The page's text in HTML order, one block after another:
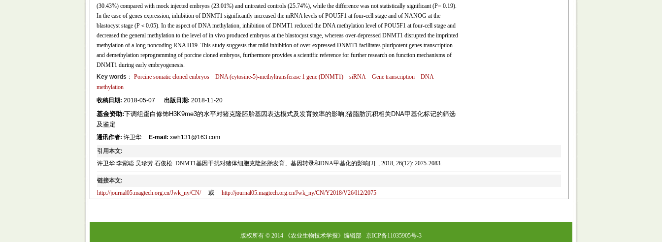
(30.43%) compared with mock injected embryos (23.01%) and untreated controls (25.74%), while the difference was not statistically significant (P= 0.19).
In the case of genes expression, inhibition of DNMT1 significantly increased the mRNA levels of POU5F1 at four-cell stage and of NANOG at the
blastocyst stage (P＜0.05). In the aspect of DNA methylation, inhibition of DNMT1 reduced the DNA methylation level of POU5F1 at four-cell stage and
decreased the general methylation to the level of in vivo produced embryos at the blastocyst stage, whereas over-depressed DNMT1 disrupted the imprinted
methylation of a long noncoding RNA H19. This study suggests that mild inhibition of over-expressed DNMT1 facilitates pluripotent genes transcription
and demethylation reprogramming of porcine cloned embryos, furthermore provides a scientific reference for further research on function mechanisms of
DNMT1 during early embryogenesis.
Key words ： Porcine somatic cloned embryos DNA (cytosine-5)-methyltransferase 1 gene (DNMT1) siRNA Gene transcription
DNA
methylation
收稿日期: 2018-05-07 出版日期: 2018-11-20
基金资助:下调组蛋白修饰H3K9me3的水平对猪克隆胚胎基因表达模式及发育效率的影响;猪脂肪沉积相关DNA甲基化标记的筛选
及鉴定
通讯作者: 许卫华 E-mail: xwh131@163.com
引用本文:
许卫华 李紫聪 吴珍芳 石俊松. DNMT1基因干扰对猪体细胞克隆胚胎发育、基因转录和DNA甲基化的影响[J]. , 2018, 26(12): 2075-2083.
链接本文:
http://journal05.magtech.org.cn/Jwk_ny/CN/
或 http://journal05.magtech.org.cn/Jwk_ny/CN/Y2018/V26/I12/2075
版权所有 © 2014 《农业生物技术学报》编辑部 京ICP备11035905号-3